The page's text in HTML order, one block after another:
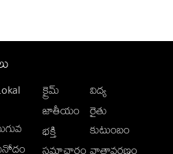
క్రైమ్
జాతీయం
భక్తి
విద్య
రైతు
కుటుంబం